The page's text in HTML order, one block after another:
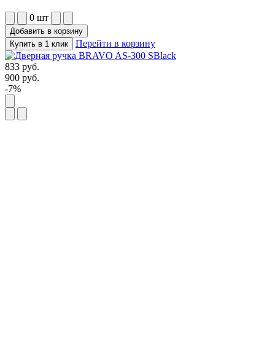
0 шт
Добавить в корзину
Купить в 1 клик
Перейти в корзину
833 руб.
900 руб.
-7%